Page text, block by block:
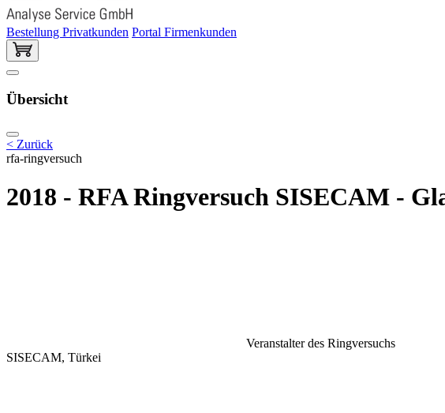
Bestellung Privatkunden Portal Firmenkunden
Übersicht
< Zurück
rfa-ringversuch
2018 - RFA Ringversuch SISECAM -
Veranstalter des Ringversuchs
SISECAM, Türkei